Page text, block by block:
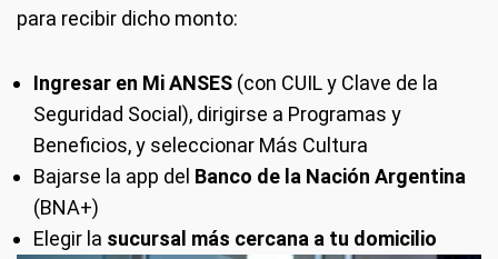
para recibir dicho monto:
Ingresar en Mi ANSES (con CUIL y Clave de la
Seguridad Social), dirigirse a Programas y
Beneficios, y seleccionar Más Cultura
Bajarse la app del Banco de la Nación Argentina
(BNA+)
Elegir la sucursal más cercana a tu domicilio